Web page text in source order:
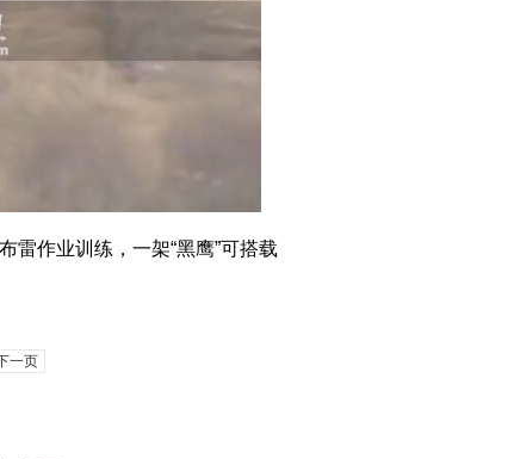
作业训练，一架“黑鹰”可搭载
一页